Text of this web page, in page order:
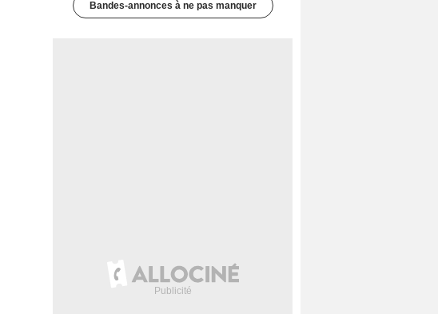
Bandes-annonces à ne pas manquer